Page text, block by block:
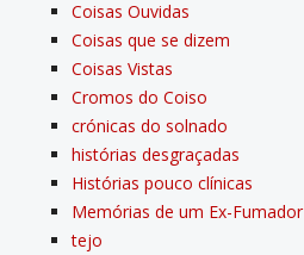
Coisas Ouvidas
Coisas que se dizem
Coisas Vistas
Cromos do Coiso
crónicas do solnado
histórias desgraçadas
Histórias pouco clí­nicas
Memórias de um Ex-Fumador
tejo